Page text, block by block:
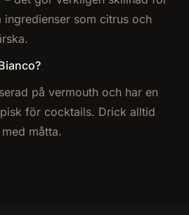
ingredienser som citrus och
på vermouth och har en
för cocktails. Drick alltid
måtta.